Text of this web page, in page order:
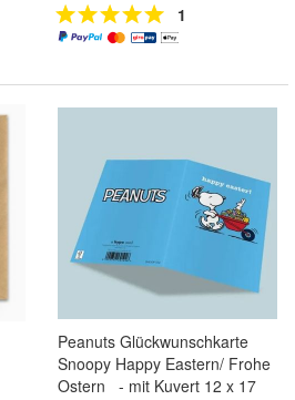
1
Peanuts Glückwunschkarte
Snoopy Happy Eastern/ Frohe
Ostern - mit Kuvert 12 x 17